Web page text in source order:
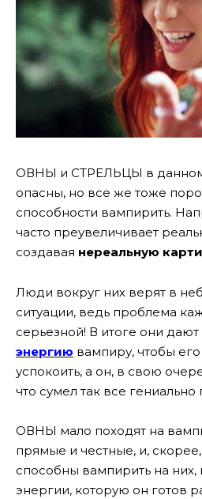
ОВНЫ и СТРЕЛЬЦЫ в данном
опасны, но все же тоже
способности вампирить.
часто преувеличивает
создавая нереальную
Люди вокруг них верят в
ситуации, ведь проблема
серьезной! В итоге они
энергию вампиру, чтобы
успокоить, а он, в свою
что сумел так все
ОВНЫ мало походят на
прямые и честные, и,
способны вампирить на
энергии, которую он готов